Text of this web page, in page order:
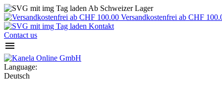
Ab Schweizer Lager
Versandkostenfrei ab CHF
Kontakt
Contact us

Language:
Deutsch